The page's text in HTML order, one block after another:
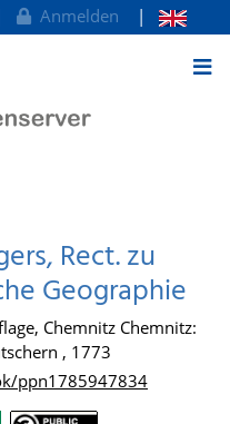
Anmelden
Rect. zu
Geographie
Chemnitz Chemnitz:
, 1773
ppn1785947834